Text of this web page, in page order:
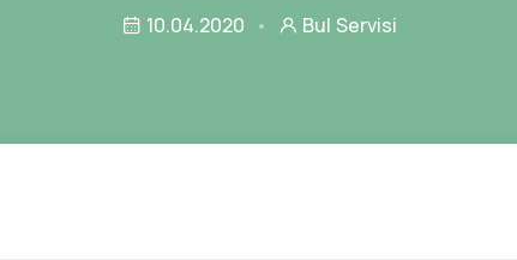
10.04.2020 Bul Servisi